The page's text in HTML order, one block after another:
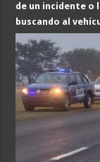
de un incidente o
buscando al